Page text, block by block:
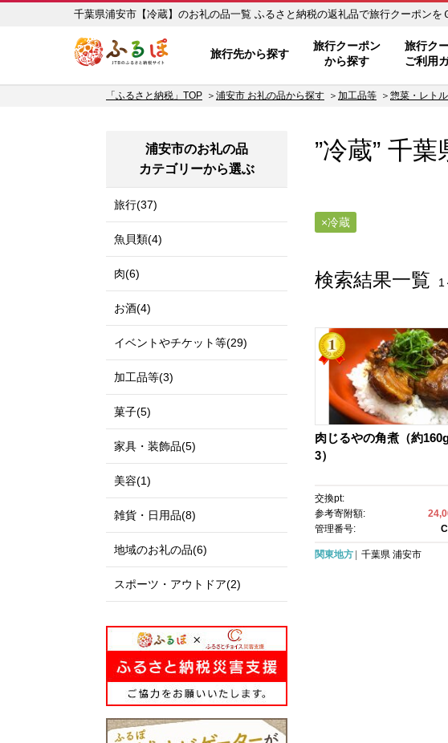
千葉県浦安市【冷蔵】のお礼の品一覧 ふるさと納税の返
旅行先から探す
旅行クーポン
から探す
旅行ク
ご利用
「ふるさと納税」TOP 浦安市 お礼の品から探す 加工品等 惣菜・レトル
”冷蔵” 千葉
冷蔵
検索結果一覧 1
肉じるやの角煮（約
3）
交換pt:
参考寄附額:
管理番号:
関東地方 千葉県 浦安市
浦安市のお礼の品
カテゴリーから選ぶ
旅行(37)
魚貝類(4)
肉(6)
お酒(4)
イベントやチケット等(29)
加工品等(3)
菓子(5)
家具・装飾品(5)
美容(1)
雑貨・日用品(8)
地域のお礼の品(6)
スポーツ・アウトドア(2)